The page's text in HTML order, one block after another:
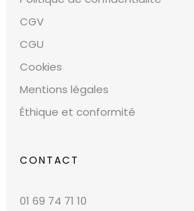
CGV
CGU
Cookies
Mentions légales
Éthique et conformité
CONTACT
01 69 74 71 10